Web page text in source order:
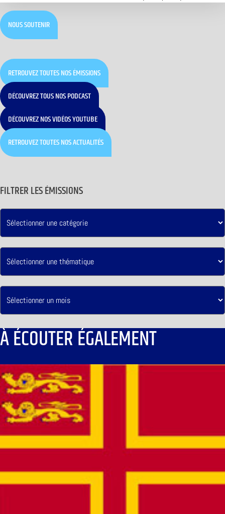
NOUS SOUTENIR
RETROUVEZ TOUTES NOS ÉMISSIONS
DÉCOUVREZ TOUS NOS PODCAST
DÉCOUVREZ NOS VIDÉOS YOUTUBE
RETROUVEZ TOUTES NOS ACTUALITÉS
FILTRER LES ÉMISSIONS
À ÉCOUTER ÉGALEMENT